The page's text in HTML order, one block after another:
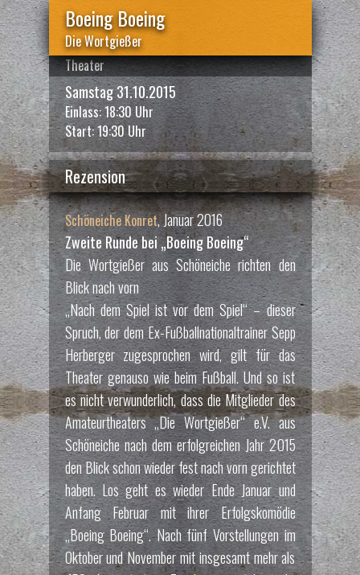
Boeing Boeing
Die Wortgießer
Theater
Samstag 31.10.2015
Einlass: 18:30 Uhr
Start: 19:30 Uhr
Rezension
Schöneiche Konret, Januar 2016
Zweite Runde bei „Boeing Boeing“
Die Wortgießer aus Schöneiche richten den
Blick nach vorn
„Nach dem Spiel ist vor dem Spiel“ – dieser
Spruch, der dem Ex-Fußballnationaltrainer Sepp
Herberger zugesprochen wird, gilt für das
Theater genauso wie beim Fußball. Und so ist
es nicht verwunderlich, dass die Mitglieder des
Amateurtheaters „Die Wortgießer“ e.V. aus
Schöneiche nach dem erfolgreichen Jahr 2015
den Blick schon wieder fest nach vorn gerichtet
haben. Los geht es wieder Ende Januar und
Anfang Februar mit ihrer Erfolgskomödie
„Boeing Boeing“. Nach fünf Vorstellungen im
Oktober und November mit insgesamt mehr als